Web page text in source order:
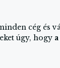
cég és
úgy, hogy